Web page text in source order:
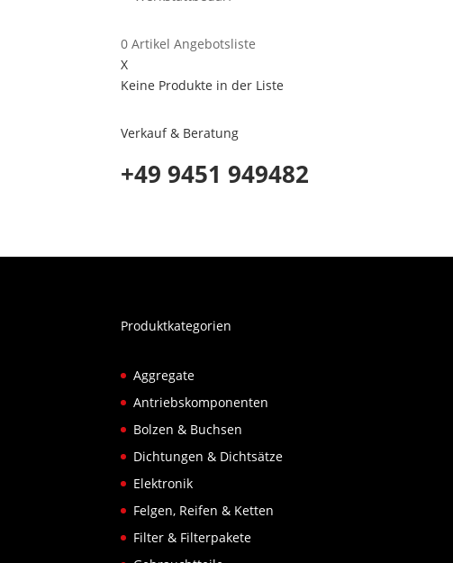
0 ArtikelAngebotsliste
X
Keine Produkte in der Liste
Verkauf & Beratung
+49 9451 949482
Produktkategorien
Aggregate
Antriebskomponenten
Bolzen & Buchsen
Dichtungen & Dichtsätze
Elektronik
Felgen, Reifen & Ketten
Filter & Filterpakete